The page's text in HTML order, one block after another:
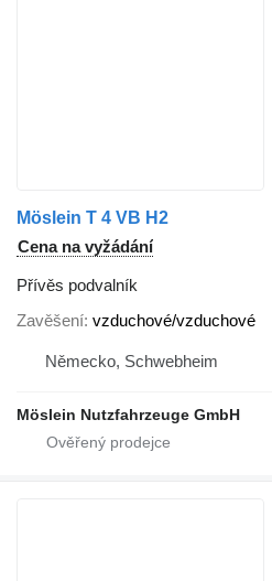
Möslein T 4 VB H2
Cena na vyžádání
Přívěs podvalník
Zavěšení vzduchové/vzduchové
Německo, Schwebheim
Möslein Nutzfahrzeuge GmbH